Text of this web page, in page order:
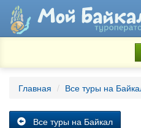
Главная Все туры на
Все туры на Байкал